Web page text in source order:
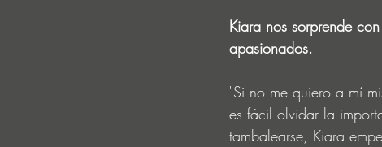
Kiara nos sorprende
apasionados.
"Si no me quiero a mí
es fácil olvidar la
tambalearse, Kiara